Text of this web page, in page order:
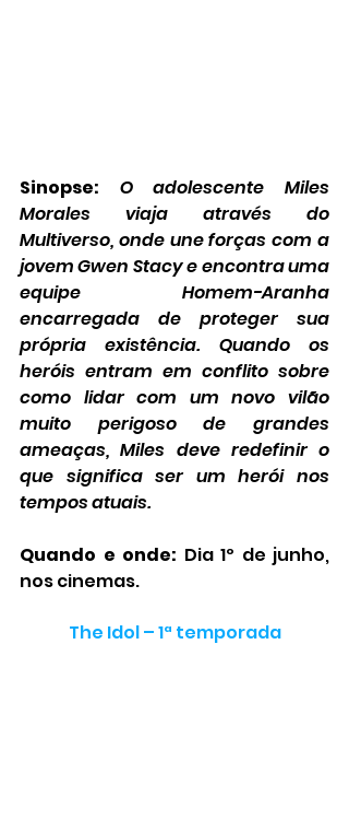
Sinopse:
O adolescente Miles
Morales viaja através do
Multiverso, onde une forças com a
jovem Gwen Stacy e encontra uma
equipe Homem-Aranha
encarregada de proteger sua
própria existência. Quando os
heróis entram em conflito sobre
como lidar com um novo vilão
muito perigoso de grandes
ameaças, Miles deve redefinir o
que significa ser um herói nos
tempos atuais.
Quando e onde: Dia 1º de junho,
nos cinemas.
The Idol – 1ª temporada